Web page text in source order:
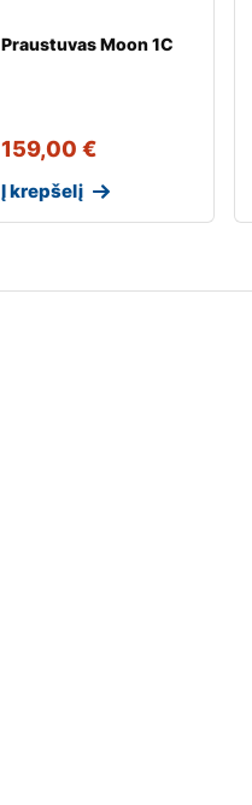
Praustuvas Moon 1C
159,00 €
Į krepšelį